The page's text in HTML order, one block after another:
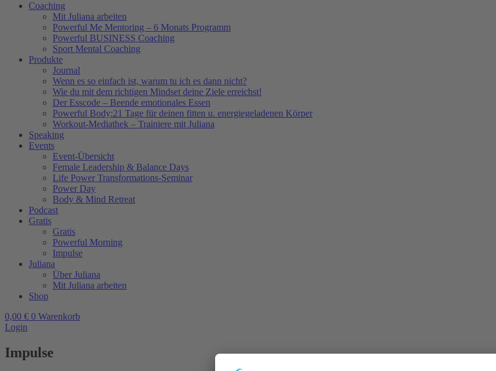
Coaching
Mit Juliana arbeiten
Powerful Me Mentoring – 6 Monats Programm
Powerful BUSINESS Coaching
Sport Mental Coaching
Produkte
Journal
Wenn es so einfach ist, warum tu ich es dann nicht?
Wie du mit dem richtigen Mindset deine Ziele erreichst!
Der Esscode – Beende emotionales Essen
Powerful Body:21 Tage für deinen fitten u. energiegeladenen Körper
Workout-Mediathek – Trainiere mit Juliana
Speaking
Events
Event-Übersicht
Female Leadership & Balance Days
Life Power Transformations-Seminar
Power Day
Body & Mind Retreat
Podcast
Gratis
Gratis
Powerful Morning
Impulse
Juliana
Über Juliana
Mit Juliana arbeiten
Shop
0,00 € 0 Warenkorb
Login
Impulse